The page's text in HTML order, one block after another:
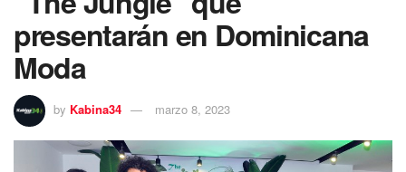
presentarán en Dominicana
Moda
by Kabina34 marzo 8, 2023